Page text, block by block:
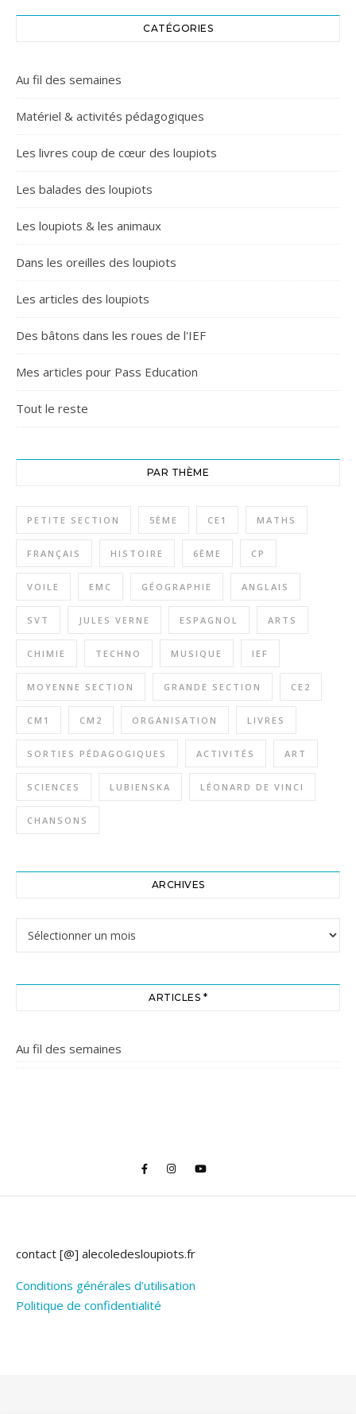
CATÉGORIES
Au fil des semaines
Matériel & activités pédagogiques
Les livres coup de cœur des loupiots
Les balades des loupiots
Les loupiots & les animaux
Dans les oreilles des loupiots
Les articles des loupiots
Des bâtons dans les roues de l'IEF
Mes articles pour Pass Education
Tout le reste
PAR THÈME
PETITE SECTION 5ÈME CE1 MATHS
FRANÇAIS HISTOIRE 6ÈME CP
VOILE EMC GÉOGRAPHIE ANGLAIS
SVT JULES VERNE ESPAGNOL ARTS
CHIMIE TECHNO MUSIQUE IEF
MOYENNE SECTION GRANDE SECTION CE2
CM1 CM2 ORGANISATION LIVRES
SORTIES PÉDAGOGIQUES ACTIVITÉS ART
SCIENCES LUBIENSKA LÉONARD DE VINCI
CHANSONS
ARCHIVES
ARTICLES *
Au fil des semaines
contact [@] alecoledesloupiots.fr
Conditions générales d’utilisation
Politique de confidentialité